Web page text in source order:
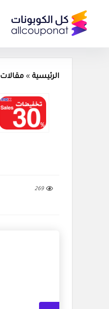
الرئيسية » مقالات
269